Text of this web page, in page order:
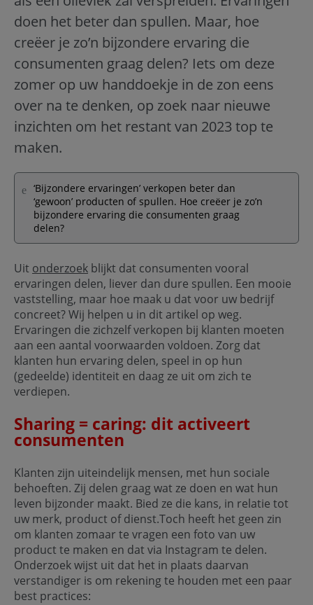
doen het beter dan spullen. Maar, hoe
creëer je zo’n bijzondere ervaring die
consumenten graag delen? Iets om deze
zomer op uw handdoekje in de zon eens
over na te denken, op zoek naar nieuwe
inzichten om het restant van 2023 top te
maken.
‘Bijzondere ervaringen’ verkopen beter dan
‘gewoon’ producten of spullen. Hoe creëer je zo’n
bijzondere ervaring die consumenten graag
delen?
Uit onderzoek blijkt dat consumenten vooral
ervaringen delen, liever dan dure spullen. Een mooie
vaststelling, maar hoe maak u dat voor uw bedrijf
concreet? Wij helpen u in dit artikel op weg.
Ervaringen die zichzelf verkopen bij klanten moeten
aan een aantal voorwaarden voldoen. Zorg dat
klanten hun ervaring delen, speel in op hun
(gedeelde) identiteit en daag ze uit om zich te
verdiepen.
Sharing = caring: dit activeert
consumenten
Klanten zijn uiteindelijk mensen, met hun sociale
behoeften. Zij delen graag wat ze doen en wat hun
leven bijzonder maakt. Bied ze die kans, in relatie tot
uw merk, product of dienst.Toch heeft het geen zin
om klanten zomaar te vragen een foto van uw
product te maken en dat via Instagram te delen.
Onderzoek wijst uit dat het in plaats daarvan
verstandiger is om rekening te houden met een paar
best practices: